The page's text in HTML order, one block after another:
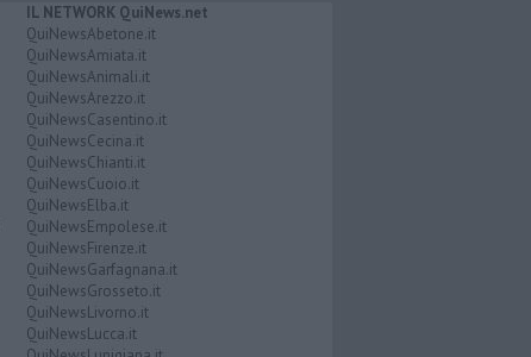
IL NETWORK QuiNews.net
QuiNewsAbetone.it
QuiNewsAmiata.it
QuiNewsAnimali.it
QuiNewsArezzo.it
QuiNewsCasentino.it
QuiNewsCecina.it
QuiNewsChianti.it
QuiNewsCuoio.it
QuiNewsElba.it
QuiNewsEmpolese.it
QuiNewsFirenze.it
QuiNewsGarfagnana.it
QuiNewsGrosseto.it
QuiNewsLivorno.it
QuiNewsLucca.it